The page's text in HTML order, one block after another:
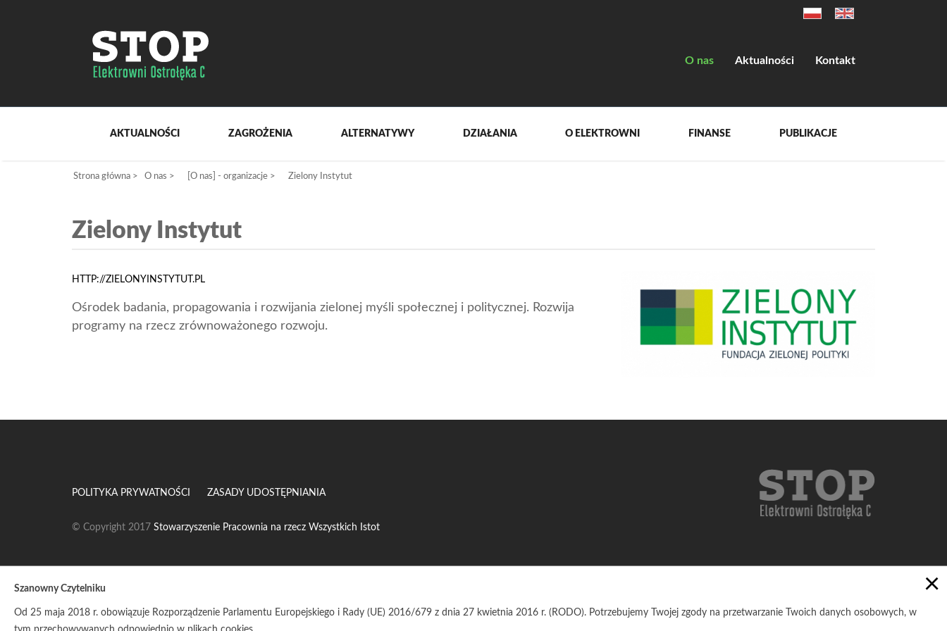
O nas Aktualności Kontakt
AKTUALNOŚCI ZAGROŻENIA ALTERNATYWY DZIAŁANIA O ELEKTROWNI FINANSE PUBLIKACJE
Strona główna > O nas > [O nas] - organizacje > Zielony Instytut
Zielony Instytut
HTTP://ZIELONYINSTYTUT.PL
Ośrodek badania, propagowania i rozwijania zielonej myśli społecznej i politycznej. Rozwija
programy na rzecz zrównoważonego rozwoju.
POLITYKA PRYWATNOŚCI ZASADY UDOSTĘPNIANIA
© Copyright 2017 Stowarzyszenie Pracownia na rzecz Wszystkich Istot
×
Szanowny Czytelniku
Od 25 maja 2018 r. obowiązuje Rozporządzenie Parlamentu Europejskiego i Rady (UE) 2016/679 z dnia 27 kwietnia 2016 r. (RODO). Potrzebujemy Twojej zgody na przetwarzanie Twoich danych osobowych, w